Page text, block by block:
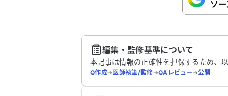
編集・監修基準について
本記事は情報の正確性を担保するため、
Q作成➔医師執筆/監修➔QAレビュー➔公開